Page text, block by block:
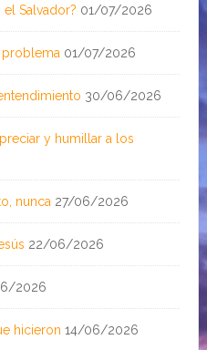
el Salvador? 01/07/2026
01/07/2026
30/06/2026
y humillar a los
nunca 27/06/2026
22/06/2026
2026
hicieron 14/06/2026